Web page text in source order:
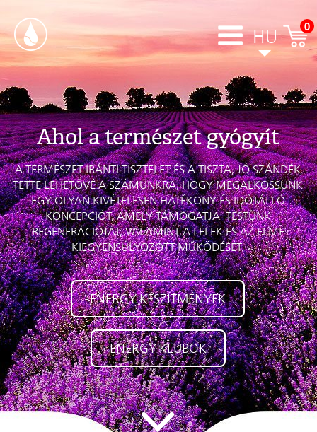
HU
0
Ahol a természet gyógyít
A TERMÉSZET IRÁNTI TISZTELET ÉS A TISZTA, JÓ SZÁNDÉK
TETTE LEHETŐVÉ A SZÁMUNKRA, HOGY MEGALKOSSUNK
EGY OLYAN KIVÉTELESEN HATÉKONY ÉS IDŐTÁLLÓ
KONCEPCIÓT, AMELY TÁMOGATJA TESTÜNK
REGENERÁCIÓJÁT, VALAMINT A LÉLEK ÉS AZ ELME
KIEGYENSÚLYOZOTT MŰKÖDÉSÉT.
ENERGY KÉSZÍTMÉNYEK
ENERGY KLUBOK